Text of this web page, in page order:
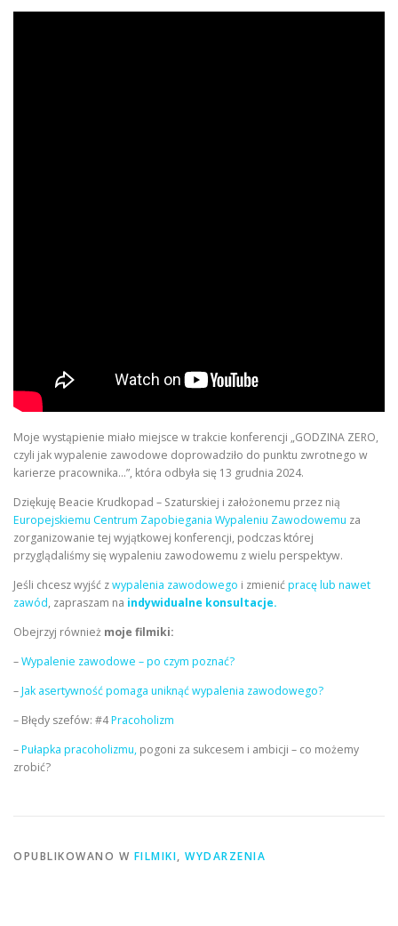
Moje wystąpienie miało miejsce w trakcie konferencji „GODZINA ZERO,
czyli jak wypalenie zawodowe doprowadziło do punktu zwrotnego w
karierze pracownika…”, która odbyła się 13 grudnia 2024.
Dziękuję Beacie Krudkopad – Szaturskiej i założonemu przez nią
Europejskiemu Centrum Zapobiegania Wypaleniu Zawodowemu za
zorganizowanie tej wyjątkowej konferencji, podczas której
przyglądaliśmy się wypaleniu zawodowemu z wielu perspektyw.
Jeśli chcesz wyjść zwypalenia zawodowego i zmienićpracę lub nawet
zawód, zapraszam na indywidualne konsultacje.
Obejrzyj również moje filmiki:
–Wypalenie zawodowe – po czym poznać?
–Jak asertywność pomaga uniknąć wypalenia zawodowego?
– Błędy szefów: #4Pracoholizm
–Pułapka pracoholizmu, pogoni za sukcesem i ambicji – co możemy
zrobić?
OPUBLIKOWANO W FILMIKI, WYDARZENIA